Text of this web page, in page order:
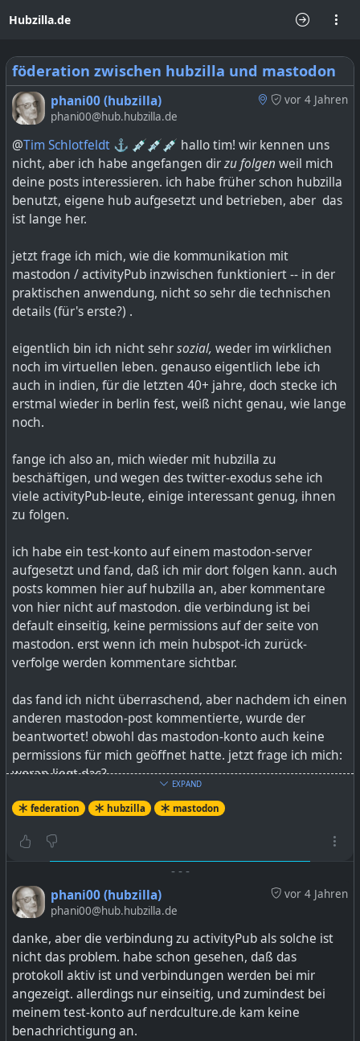
Hubzilla.de
föderation zwischen hubzilla und mastodon
vor 4 Jahren
phani00 (hubzilla)
phani00@hub.hubzilla.de
@Tim Schlotfeldt ⚓ 💉💉💉 hallo tim! wir kennen uns
nicht, aber ich habe angefangen dirzu folgen weil mich
deine posts interessieren. ich habe früher schon hubzilla
benutzt, eigene hub aufgesetzt und betrieben, aber das
ist lange her.
jetzt frage ich mich, wie die kommunikation mit
mastodon / activityPub inzwischen funktioniert -- in der
praktischen anwendung, nicht so sehr die technischen
details (für's erste?) .
eigentlich bin ich nicht sehrsozial, weder im wirklichen
noch im virtuellen leben. genauso eigentlich lebe ich
auch in indien, für die letzten 40+ jahre, doch stecke ich
erstmal wieder in berlin fest, weiß nicht genau, wie lange
noch.
fange ich also an, mich wieder mit hubzilla zu
beschäftigen, und wegen des twitter-exodus sehe ich
viele activityPub-leute, einige interessant genug, ihnen
zu folgen.
ich habe ein test-konto auf einem mastodon-server
aufgesetzt und fand, daß ich mir dort folgen kann. auch
posts kommen hier auf hubzilla an, aber kommentare
von hier nicht auf mastodon. die verbindung ist bei
default einseitig, keine permissions auf der seite von
mastodon. erst wenn ich mein hubspot-ich zurück-
verfolge werden kommentare sichtbar.
das fand ich nicht überraschend, aber nachdem ich einen
anderen mastodon-post kommentierte, wurde der
beantwortet! obwohl das mastodon-konto auch keine
permissions für mich geöffnet hatte. jetzt frage ich mich:
woran liegt das?
ist da irgendeine behind-the-scenes magic am werk, oder
fediverse-leuten so einfach kommunizieren zu können,
aber irgendwie kann ich das kaum glauben. ich hoffe,
daß du mehr darüber weißt, da ich in deinen posts
gesehen habe, daß du dich mit dem thema beschäftigst.
EXPAND
federation hubzilla mastodon
- - -
vor 4 Jahren
phani00 (hubzilla)
phani00@hub.hubzilla.de
danke, aber die verbindung zu activityPub als solche ist
nicht das problem. habe schon gesehen, daß das
protokoll aktiv ist und verbindungen werden bei mir
angezeigt. allerdings nur einseitig, und zumindest bei
meinem test-konto auf nerdculture.de kam keine
benachrichtigung an.